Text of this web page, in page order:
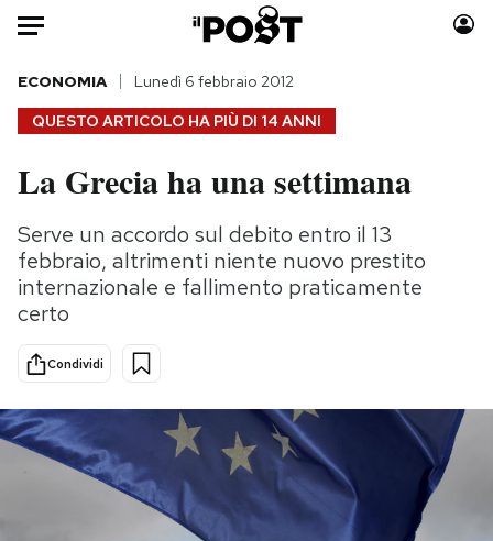
Auto
HOME
Italia
Politica
Tecnologia
Scienza
Cultura
Economia
Sport
Moda
Consumismi
Storie/Idee
Altrecose
Mondiali calcio 2026
QUESTO ARTICOLO HA PIÙ DI 14 ANNI
ECONOMIA Lunedì 6 febbraio 2012
La Grecia ha una settimana
Serve un accordo sul debito entro il 13
febbraio, altrimenti niente nuovo prestito
internazionale e fallimento praticamente
certo
Condividi